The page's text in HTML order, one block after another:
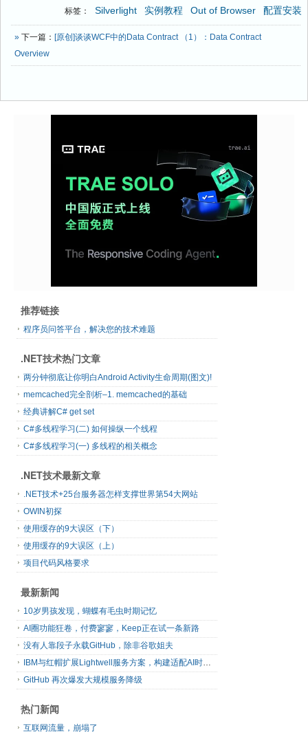
标签： Silverlight 实例教程 Out of Browser 配置安装
» 下一篇： [原创]谈谈WCF中的Data Contract （1）：Data Contract
Overview
推荐链接
程序员问答平台，解决您的技术难题
.NET技术热门文章
两分钟彻底让你明白Android Activity生命周期(图文)!
memcached完全剖析–1. memcached的基础
经典讲解C# get set
C#多线程学习(二) 如何操纵一个线程
C#多线程学习(一) 多线程的相关概念
.NET技术最新文章
.NET技术+25台服务器怎样支撑世界第54大网站
OWIN初探
使用缓存的9大误区（下）
使用缓存的9大误区（上）
项目代码风格要求
最新新闻
10岁男孩发现，蝴蝶有毛虫时期记忆
AI圈功能狂卷，付费寥寥，Keep正在试一条新路
没有人靠段子永载GitHub，除非谷歌姐夫
IBM与红帽扩展Lightwell服务方案，构建适配AI时代开源生态的可信基础设施
GitHub 再次爆发大规模服务降级
热门新闻
互联网流量，崩塌了